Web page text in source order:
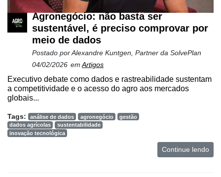
Agronegócio: não basta ser
sustentável, é preciso comprovar por
meio de dados
Postado porAlexandre Kuntgen, Partner da SolvePlan
04/02/2026 em Artigos
Executivo debate como dados e rastreabilidade sustentam
a competitividade e o acesso do agro aos mercados
globais...
Tags: análise de dados agronegócio
gestão
dados agrícolas
sustentabilidade
inovação tecnológica
Continue lendo